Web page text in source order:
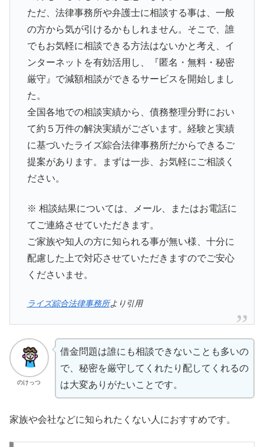
ただ、法律事務所や弁護士に相談する事は、一般
の方から気が引けるかもしれません。そこで、誰
でもお気軽に相談できる方法はないかと考え、イ
ンターネットを有効活用し、『匿名・無料・秘密
厳守』で減額相談ができるサービスを開始しまし
た。
全国各地での相談実績から、債務整理分野におい
て約５万件の解決実績がございます。経験と実績
に基づいたライズ綜合法律事務所だからできるご
提案があります。まずは一歩、お気軽にご相談く
ださい。
※ 相談結果については、メール、またはお電話に
てご連絡させていただきます。
ご家族や知人の方に知られる事が無い様、十分に
配慮した上で対応させていただきますのでご安心
くださいませ。
ライズ綜合法律事務所より引用
のけっつ
借金問題は誰にも相談できないことも多いの
で、秘密を厳守してくれたり配してくれるの
は大変ありがたいことです。
家族や会社などに知られたくない人におすすめです。